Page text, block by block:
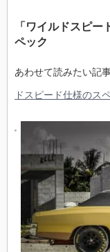
「ワイルドスピ
ペック
あわせて読みたい記事
ドスピード仕様のス